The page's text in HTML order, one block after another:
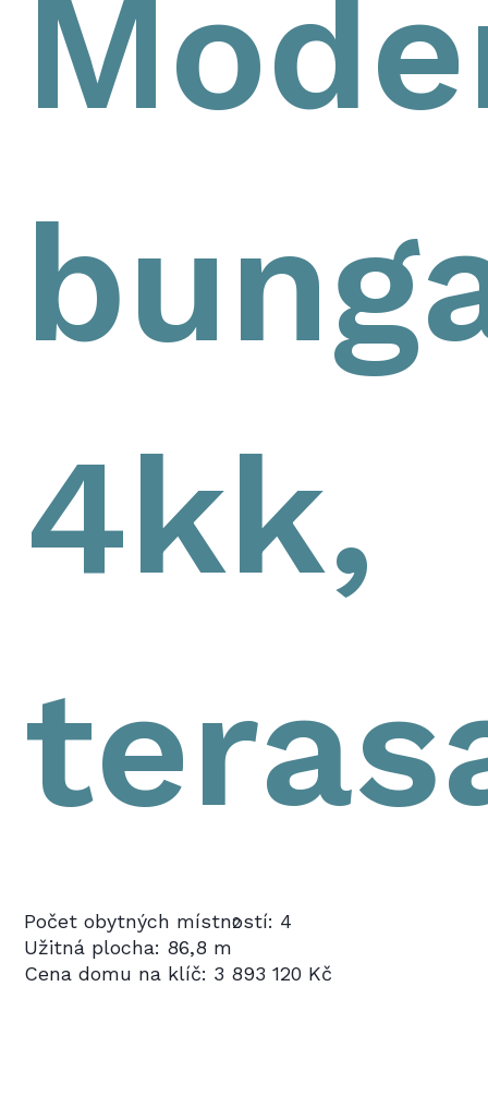
4kk,
Počet obytných místností: 4
Užitná plocha: 86,8 m
2
Cena domu na klíč: 3 893 120 Kč